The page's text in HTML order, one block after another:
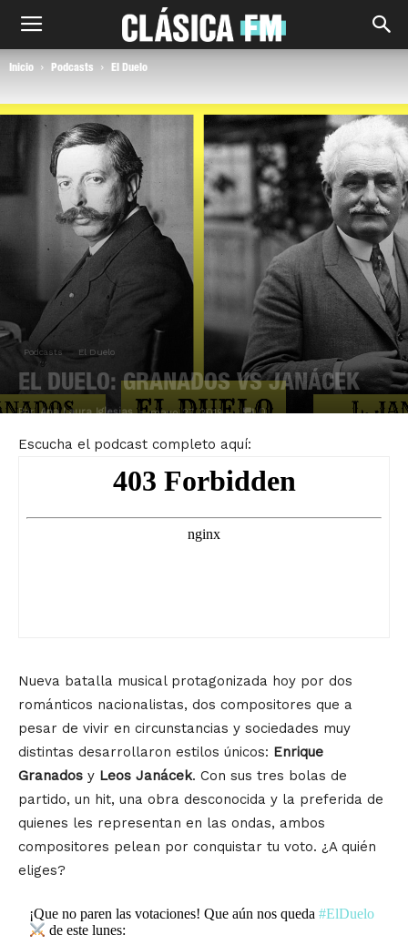
Inicio Podcasts El Duelo
Podcasts El Duelo
EL DUELO: GRANADOS VS JANÁCEK
Por Ana Laura Iglesias - mayo 27, 2019 0
Escucha el podcast completo aquí:
Nueva batalla musical protagonizada hoy por dos
románticos nacionalistas, dos compositores que a
pesar de vivir en circunstancias y sociedades muy
distintas desarrollaron estilos únicos: Enrique
Granados y Leos Janácek. Con sus tres bolas de
partido, un hit, una obra desconocida y la preferida de
quienes les representan en las ondas, ambos
compositores pelean por conquistar tu voto. ¿A quién
eliges?
¡Que no paren las votaciones! Que aún nos queda#ElDuelo
de este lunes: